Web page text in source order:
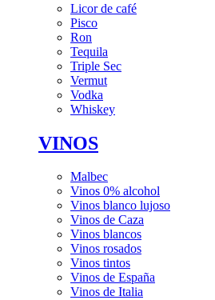
Licor de café
Pisco
Ron
Tequila
Triple Sec
Vermut
Vodka
Whiskey
VINOS
Malbec
Vinos 0% alcohol
Vinos blanco lujoso
Vinos de Caza
Vinos blancos
Vinos rosados
Vinos tintos
Vinos de España
Vinos de Italia